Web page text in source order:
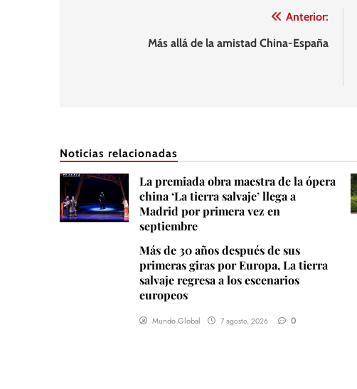
Anterior:
Más allá de la amistad China-España
Noticias relacionadas
La premiada obra maestra de la ópera
china ‘La tierra salvaje’ llega a
Madrid por primera vez en
septiembre
Más de 30 años después de sus
primeras giras por Europa, La tierra
salvaje regresa a los escenarios
europeos
Mundo Global 7 agosto, 2026 0